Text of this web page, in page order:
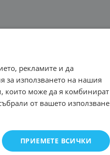
рекламите и да
за използването на нашия
които може да я комбинират
от вашето използване
ПРИЕМЕТЕ ВСИЧКИ